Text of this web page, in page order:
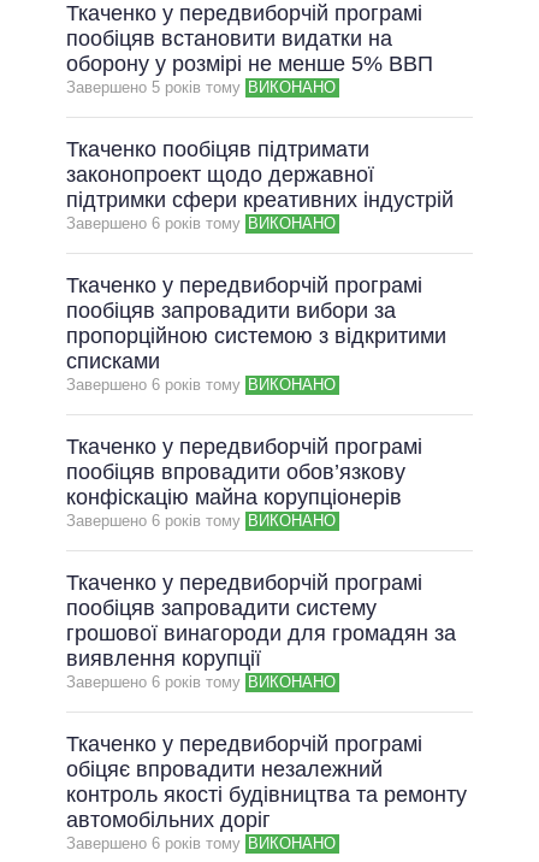
Ткаченко у передвиборчій програмі
пообіцяв встановити видатки на
оборону у розмірі не менше 5% ВВП
Завершено 5 рокiв тому ВИКОНАНО
Ткаченко пообіцяв підтримати
законопроект щодо державної
підтримки сфери креативних індустрій
Завершено 6 рокiв тому ВИКОНАНО
Ткаченко у передвиборчій програмі
пообіцяв запровадити вибори за
пропорційною системою з відкритими
списками
Завершено 6 рокiв тому ВИКОНАНО
Ткаченко у передвиборчій програмі
пообіцяв впровадити обов’язкову
конфіскацію майна корупціонерів
Завершено 6 рокiв тому ВИКОНАНО
Ткаченко у передвиборчій програмі
пообіцяв запровадити систему
грошової винагороди для громадян за
виявлення корупції
Завершено 6 рокiв тому ВИКОНАНО
Ткаченко у передвиборчій програмі
обіцяє впровадити незалежний
контроль якості будівництва та ремонту
автомобільних доріг
Завершено 6 рокiв тому ВИКОНАНО